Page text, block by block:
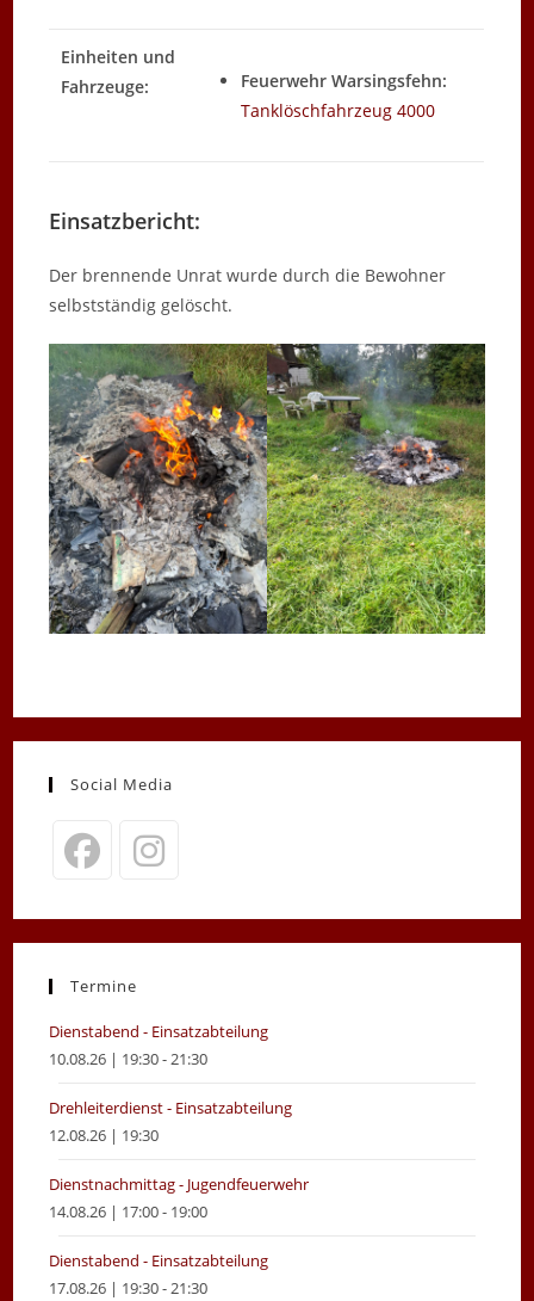
Einheiten und
Fahrzeuge:
Feuerwehr Warsingsfehn:
Tanklöschfahrzeug 4000
Einsatzbericht:
Der brennende Unrat wurde durch die Bewohner
selbstständig gelöscht.
Social Media
in
new
in
new
Termine
Dienstabend - Einsatzabteilung
10.08.26 | 19:30 - 21:30
Drehleiterdienst - Einsatzabteilung
12.08.26 | 19:30
Dienstnachmittag - Jugendfeuerwehr
14.08.26 | 17:00 - 19:00
Dienstabend - Einsatzabteilung
17.08.26 | 19:30 - 21:30